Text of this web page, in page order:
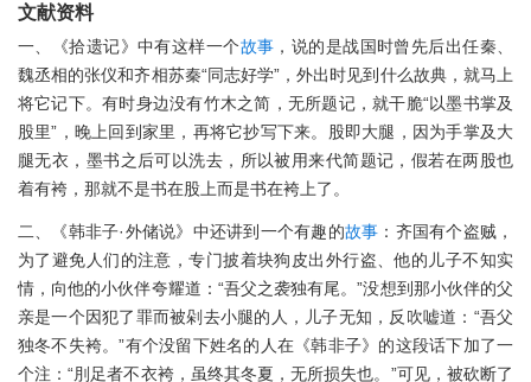
文献资料
一、《拾遗记》中有这样一个故事 ，说的是战国时曾先后出任秦、
魏丞相的张仪和齐相苏秦“同志好学”，外出时见到什么故典，就马上
将它记下。有时身边没有竹木之简，无所题记，就干脆“以墨书掌及
股里”，晚上回到家里，再将它抄写下来。股即大腿，因为手掌及大
腿无衣，墨书之后可以洗去，所以被用来代简题记，假若在两股也
着有袴，那就不是书在股上而是书在袴上了。
二、《韩非子·外储说》中还讲到一个有趣的故事 ：齐国有个盗贼，
为了避免人们的注意，专门披着块狗皮出外行盗、他的儿子不知实
情，向他的小伙伴夸耀道：“吾父之袭独有尾。”没想到那小伙伴的父
亲是一个因犯了罪而被剁去小腿的人，儿子无知，反吹嘘道：“吾父
独冬不失袴。”有个没留下姓名的人在《韩非子》的这段话下加了一
个注：“刖足者不衣袴，虽终其冬夏，无所损失也。”可见，被砍断了